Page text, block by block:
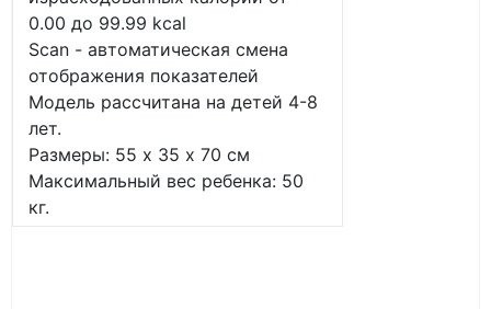
0.00 до 99.99 kcal
Scan - автоматическая смена
отображения показателей
Модель рассчитана на детей 4-8
лет.
Размеры: 55 х 35 х 70 см
Максимальный вес ребенка: 50
кг.